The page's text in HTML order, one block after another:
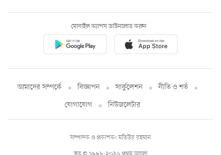
মোবাইল অ্যাপস ডাউনলোড করুন
আমাদের সম্পর্কে বিজ্ঞাপন সার্কুলেশন
নীতি ও শর্ত
যোগাযোগ
নিউজলেটার
সম্পাদক ও প্রকাশক: মতিউর রহমান